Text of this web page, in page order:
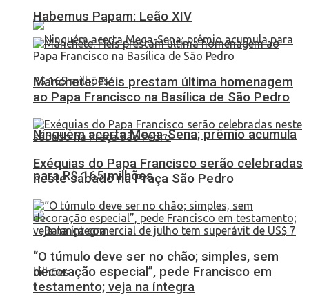
Ninguém acerta Mega-Sena; prêmio acumula
para R$ 165 milhões
Habemus Papam: Leão XIV
Manchete: Fiéis prestam última homenagem
ao Papa Francisco na Basílica de São Pedro
Exéquias do Papa Francisco serão celebradas
neste sábado na Praça São Pedro
“O túmulo deve ser no chão; simples, sem
decoração especial”, pede Francisco em
testamento; veja na íntegra